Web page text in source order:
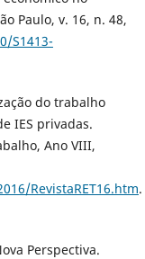
Paulo, v. 16, n. 48,
S1413-
do trabalho
IES privadas.
Ano VIII,
RevistaRET16.htm.
Perspectiva.